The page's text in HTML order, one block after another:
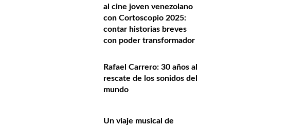
al cine joven venezolano
con Cortoscopio 2025:
contar historias breves
con poder transformador
Rafael Carrero: 30 años al
rescate de los sonidos del
mundo
Un viaje musical de